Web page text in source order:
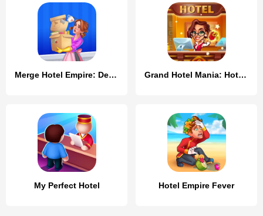
Merge Hotel Empire: Design Grand Hotel Mania: Hotel games
My Perfect Hotel Hotel Empire Fever